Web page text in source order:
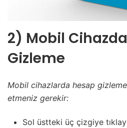
2) Mobil
Gizleme
Mobil cihazlarda hesap
etmeniz gerekir:
Sol üstteki üç çizgiye